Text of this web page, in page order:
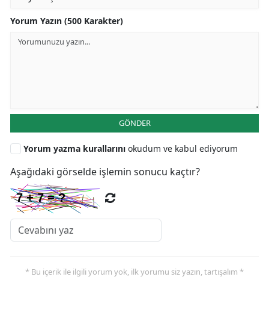
Yorum Yazın (500 Karakter)
GÖNDER
Yorum yazma kurallarını okudum ve kabul ediyorum
Aşağıdaki görselde işlemin sonucu kaçtır?
* Bu içerik ile ilgili yorum yok, ilk yorumu siz yazın, tartışalım *